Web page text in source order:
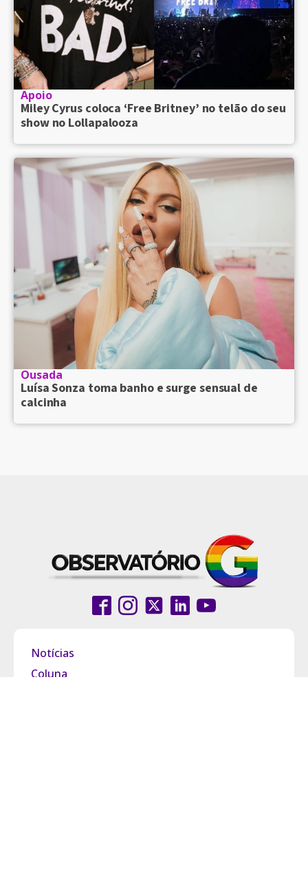
Apoio
Miley Cyrus coloca ‘Free Britney’ no telão do seu
show no Lollapalooza
Ousada
Luísa Sonza toma banho e surge sensual de
calcinha
Notícias
Coluna